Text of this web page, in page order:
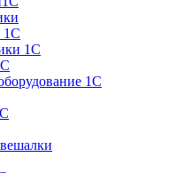
1С
1С
1С